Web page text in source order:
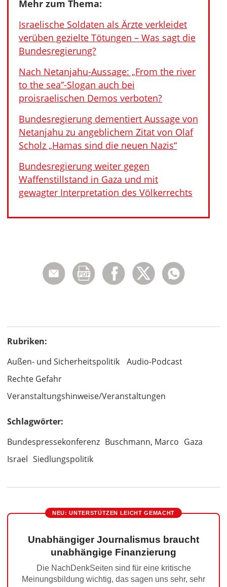
Mehr zum Thema:
Israelische Soldaten als Ärzte verkleidet
verüben gezielte Tötungen – Was sagt die
Bundesregierung?
Nach Netanjahu-Aussage: „From the river
to the sea”-Slogan auch bei
proisraelischen Demos verboten?
Bundesregierung dementiert Aussage von
Netanjahu zu angeblichem Zitat von Olaf
Scholz „Hamas sind die neuen Nazis“
Bundesregierung weiter gegen
Waffenstillstand in Gaza und mit
gewagter Interpretation des Völkerrechts
Rubriken:
Außen- und Sicherheitspolitik
Audio-Podcast
Rechte Gefahr
Veranstaltungshinweise/Veranstaltungen
Schlagwörter:
Bundespressekonferenz Buschmann, Marco Gaza
Israel Siedlungspolitik
NEU: UNTERSTÜTZEN LEICHT GEMACHT
Unabhängiger Journalismus braucht
unabhängige Finanzierung
Die NachDenkSeiten sind für eine kritische
Meinungsbildung wichtig, das sagen uns sehr, sehr